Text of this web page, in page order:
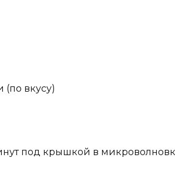
(по вкусу)
под крышкой в